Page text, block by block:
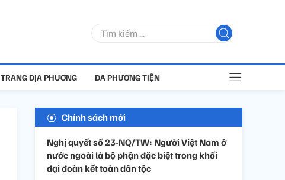
TRANG ĐỊA PHƯƠNG ĐA PHƯƠNG TIỆN
Chính sách mới
Nghị quyết số 23-NQ/TW: Người Việt Nam ở
nước ngoài là bộ phận đặc biệt trong khối
đại đoàn kết toàn dân tộc